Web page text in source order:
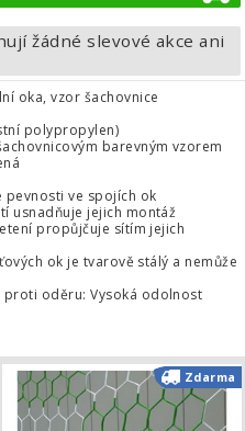
žádné slevové akce ani
oka, vzor šachovnice
polypropylen)
barevným vzorem
pevnosti ve spojích ok
usnadňuje jejich montáž
propůjčuje sítím jejich
ok je tvarově stálý a nemůže
oděru: Vysoká odolnost
Fotbalová síť 5,15x2,05x0,8x1,5m,
Zdarma